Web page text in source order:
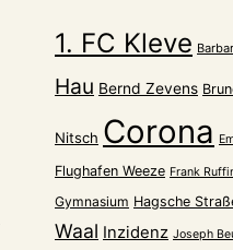
1. FC Kleve
Hau Bernd Zevens
Nitsch Corona
Flughafen Weeze Frank
Gymnasium Hagsche
Waal Inzidenz Joseph